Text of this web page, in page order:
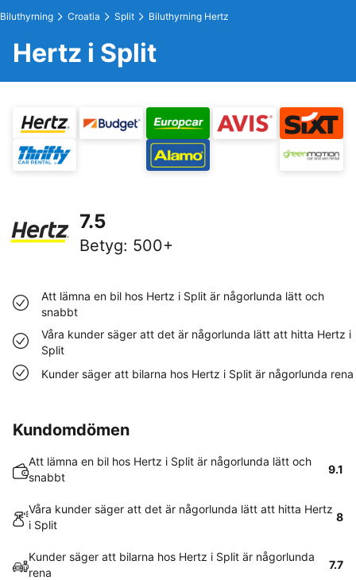
Biluthyrning Croatia Split Biluthyrning Hertz
Hertz i Split
7.5
Betyg: 500+
Att lämna en bil hos Hertz i Split är någorlunda lätt och
snabbt
Våra kunder säger att det är någorlunda lätt att hitta Hertz i
Split
Kunder säger att bilarna hos Hertz i Split är någorlunda rena
Kundomdömen
Att lämna en bil hos Hertz i Split är någorlunda lätt och
snabbt
9.1
Våra kunder säger att det är någorlunda lätt att hitta Hertz
i Split
8
Kunder säger att bilarna hos Hertz i Split är någorlunda
rena
7.7